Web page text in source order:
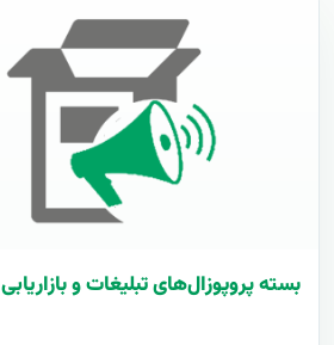
بسته پروپوزال‌های تبلیغات و بازاریابی